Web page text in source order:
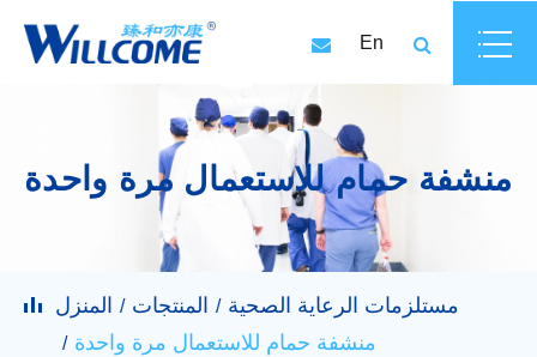
En
منشفة حمام للاستعمال مرة واحدة
المنزل المنتجات
مستلزمات الرعاية الصحية
منشفة حمام للاستعمال مرة واحدة